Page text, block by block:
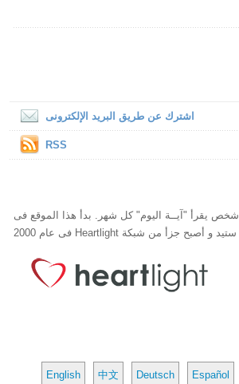
اشترك عن طريق البريد الإلكترونى
RSS
هناك أكثر من 250,000 شخص يقرأ "آيــة اليوم" كل شهر. بدأ هذا الموقع فى
English 中文 Deutsch Español